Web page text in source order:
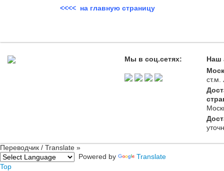
<<<< на главную страницу
Мы в соц.сетях:
Наш
ст.м.
Переводчик / Translate »
Powered by
Translate
Top